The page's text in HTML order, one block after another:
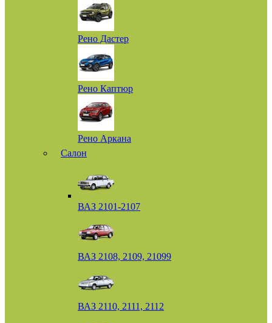
Рено Дастер
Рено Каптюр
Рено Аркана
Салон
ВАЗ 2101-2107
ВАЗ 2108, 2109, 21099
ВАЗ 2110, 2111, 2112